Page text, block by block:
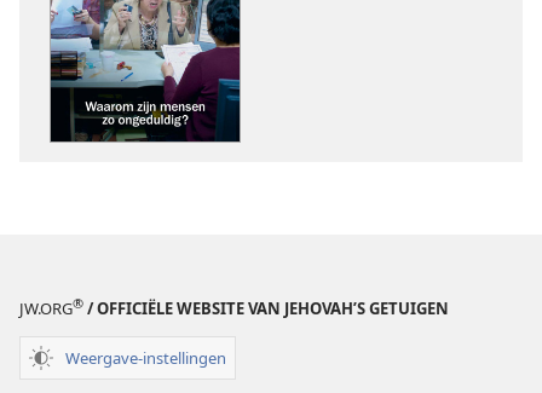
JW.ORG® / OFFICIËLE WEBSITE VAN JEHOVAH’S GETUIGEN
Weergave-instellingen